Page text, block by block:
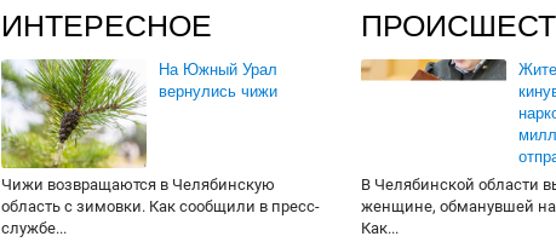
ИНТЕРЕСНОЕ
На Южный Урал
вернулись чижи
Чижи возвращаются в Челябинскую
область с зимовки. Как сообщили в пресс-
службе...
В Челябинской области
женщине, обманувшей
Как...